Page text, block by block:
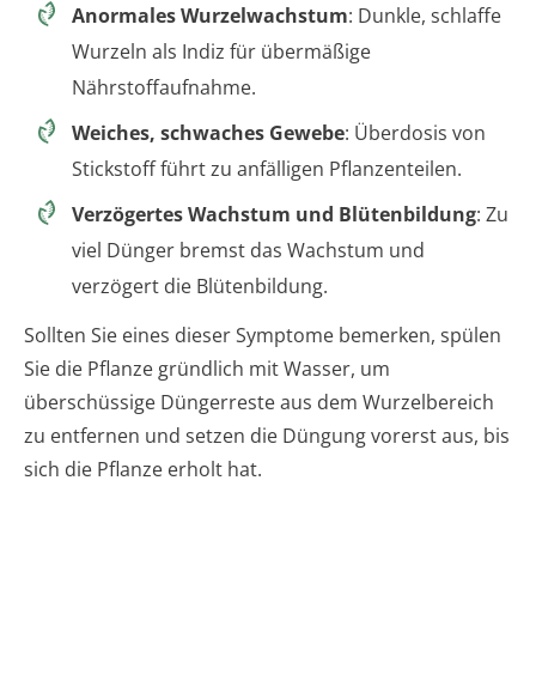
Anormales Wurzelwachstum: Dunkle, schlaffe
Wurzeln als Indiz für übermäßige
Nährstoffaufnahme.
Weiches, schwaches Gewebe: Überdosis von
Stickstoff führt zu anfälligen Pflanzenteilen.
Verzögertes Wachstum und Blütenbildung: Zu
viel Dünger bremst das Wachstum und
verzögert die Blütenbildung.
Sollten Sie eines dieser Symptome bemerken, spülen
Sie die Pflanze gründlich mit Wasser, um
überschüssige Düngerreste aus dem Wurzelbereich
zu entfernen und setzen die Düngung vorerst aus, bis
sich die Pflanze erholt hat.